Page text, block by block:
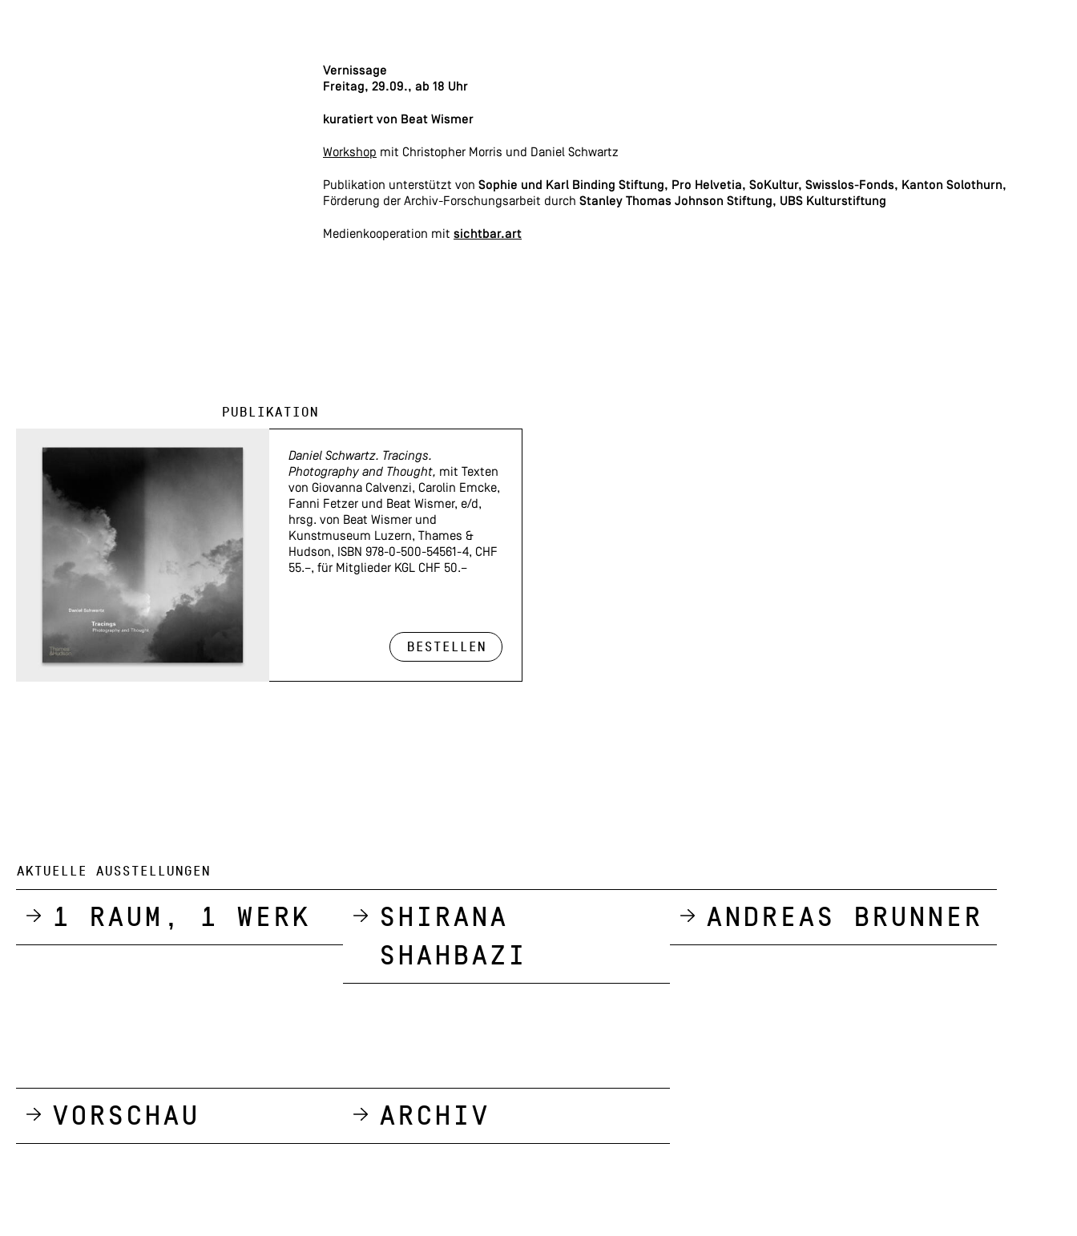
Vernissage
Freitag, 29.09., ab 18 Uhr
kuratiert von Beat Wismer
Workshop mit Christopher Morris und Daniel Schwartz
Publikation unterstützt von Sophie und Karl Binding Stiftung, Pro Helvetia, SoKultur, Swisslos-Fonds, Kanton Solothurn,
Förderung der Archiv-Forschungsarbeit durch Stanley Thomas Johnson Stiftung, UBS Kulturstiftung
Medienkooperation mit sichtbar.art
Publikation
Daniel Schwartz. Tracings.
Photography and Thought, mit Texten
von Giovanna Calvenzi, Carolin Emcke,
Fanni Fetzer und Beat Wismer, e/d,
hrsg. von Beat Wismer und
Kunstmu­seum Luzern, Thames &
Hudson, ISBN 978-0-500-54561-4, CHF
55.–, für Mitglieder KGL CHF 50.–
Bestellen
AKTUELLE AUSSTELLUNGEN
1 Raum, 1 Werk
Shirana
Shahbazi
Andreas Brunner
Vorschau Archiv